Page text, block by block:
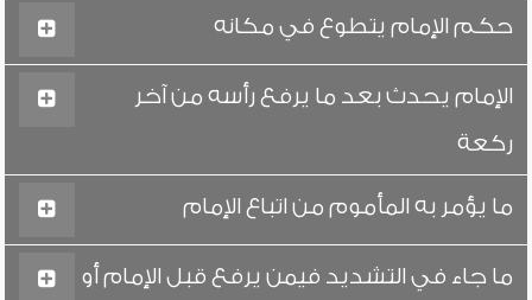
حكم الإمام يتطوع في مكانه
الإمام يحدث بعد ما يرفع رأسه من آخر
ركعة
ما يؤمر به المأموم من اتباع الإمام
ما جاء في التشديد فيمن يرفع قبل الإمام أو